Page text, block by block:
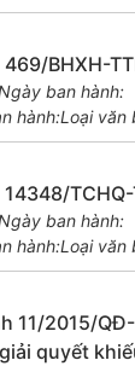
BHXH-
ban hành:
hành:Loại văn
ban hành:
hành:Loại văn
11/2015/
quyết